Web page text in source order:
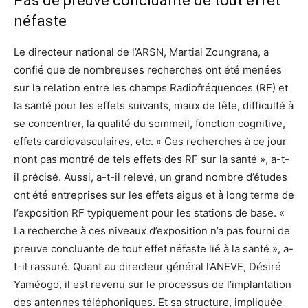
néfaste
Le directeur national de l’ARSN, Martial Zoungrana, a
confié que de nombreuses recherches ont été menées
sur la relation entre les champs Radiofréquences (RF) et
la santé pour les effets suivants, maux de tête, difficulté à
se concentrer, la qualité du sommeil, fonction cognitive,
effets cardiovasculaires, etc. « Ces recherches à ce jour
n’ont pas montré de tels effets des RF sur la santé », a-t-
il précisé. Aussi, a-t-il relevé, un grand nombre d’études
ont été entreprises sur les effets aigus et à long terme de
l’exposition RF typiquement pour les stations de base. «
La recherche à ces niveaux d’exposition n’a pas fourni de
preuve concluante de tout effet néfaste lié à la santé », a-
t-il rassuré. Quant au directeur général l’ANEVE, Désiré
Yaméogo, il est revenu sur le processus de l’implantation
des antennes téléphoniques. Et sa structure, impliquée